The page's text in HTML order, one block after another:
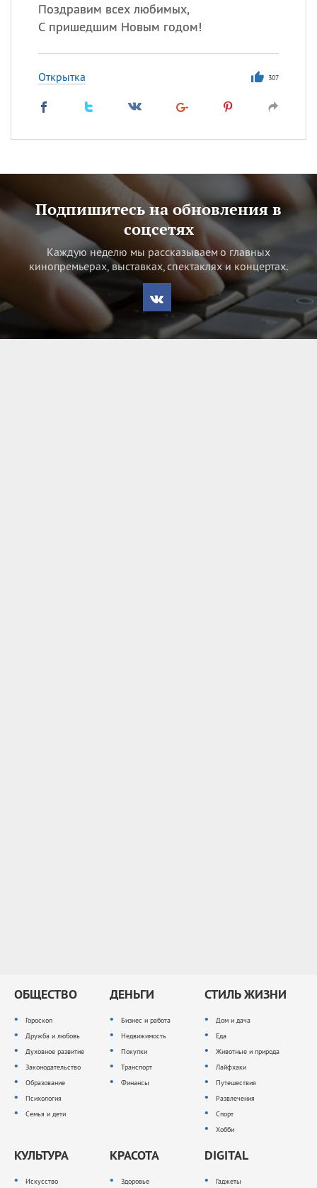
Поздравим всех любимых,
С пришедшим Новым годом!
Открытка 307
Подпишитесь на обновления в
соцсетях
Каждую неделю мы рассказываем о главных
кинопремьерах, выставках, спектаклях и концертах.
ОБЩЕСТВО
Гороскоп
Дружба и любовь
Духовное развитие
Законодательство
Образование
Психология
Семья и дети
ДЕНЬГИ
Бизнес и работа
Недвижимость
Покупки
Транспорт
Финансы
СТИЛЬ ЖИЗНИ
Дом и дача
Еда
Животные и природа
Лайфхаки
Путешествия
Развлечения
Спорт
Хобби
КУЛЬТУРА
Искусство
КРАСОТА
Здоровье
DIGITAL
Гаджеты